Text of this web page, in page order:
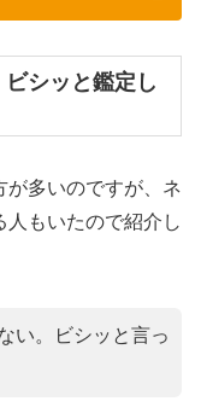
シッと鑑定し
が多いのですが、ネ
人もいたので紹介し
い。ビシッと言っ